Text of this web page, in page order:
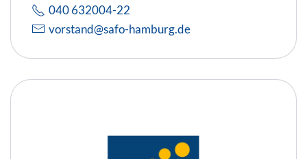
040 632004-22
vorstand@safo-hamburg.de